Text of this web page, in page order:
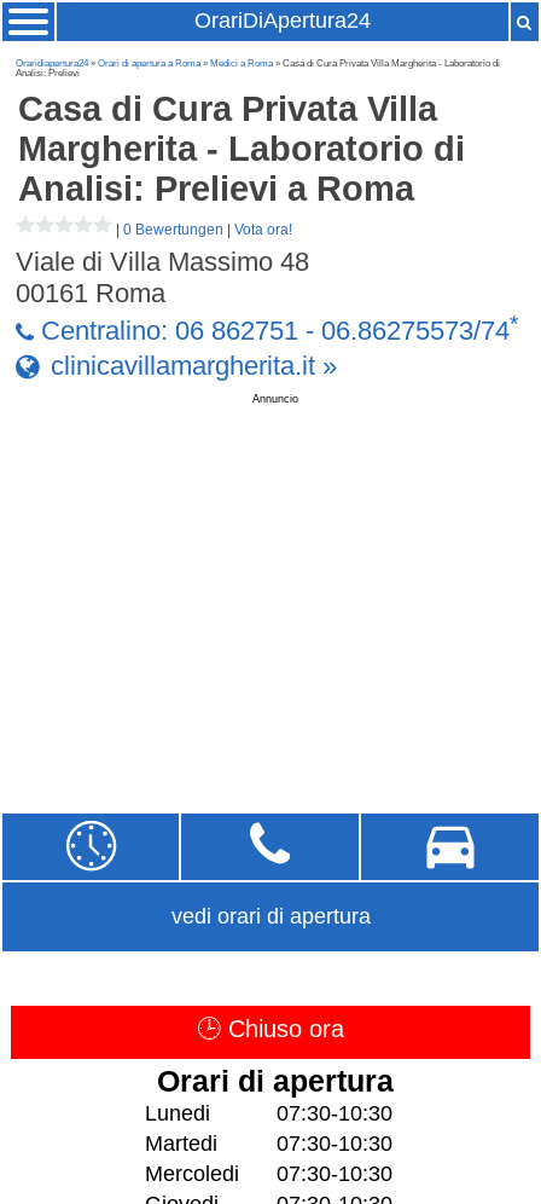
OrariDiApertura24
Oraridiapertura24»Orari di apertura a Roma» Medici a Roma» Casa di Cura Privata Villa Margherita - Laboratorio di
Analisi: Prelievi
Casa di Cura Privata Villa
Margherita - Laboratorio di
Analisi: Prelievi a Roma
|0 Bewertungen |Vota ora!
Viale di Villa Massimo 48
00161 Roma
Centralino: 06 862751 - 06.86275573/74*
clinicavillamargherita.it »
Annuncio
vedi orari di apertura
🕒 Chiuso ora
Orari di apertura
Lunedi
07:30-10:30
Martedi
07:30-10:30
Mercoledi
07:30-10:30